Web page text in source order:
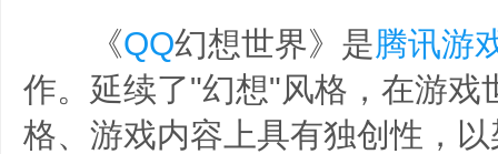
《QQ幻想世界》是腾讯游
作。延续了"幻想"风格，在游戏
格、游戏内容上具有独创性，